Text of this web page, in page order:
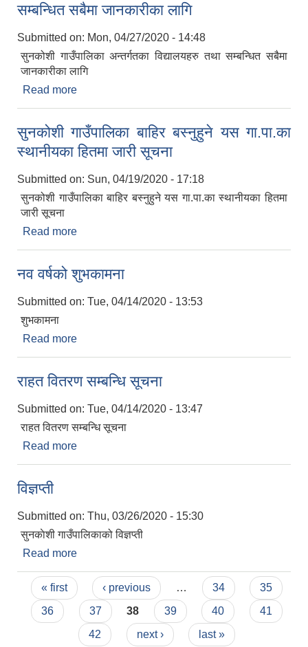
सम्बन्धित सबैमा जानकारीका लागि
Submitted on: Mon, 04/27/2020 - 14:48
सुनकोशी गाउँपालिका अन्तर्गतका विद्यालयहरु तथा सम्बन्धित सबैमा
जानकारीका लागि
Read more
सुनकोशी गाउँपालिका बाहिर बस्नुहुने यस गा.पा.का
स्थानीयका हितमा जारी सूचना
Submitted on: Sun, 04/19/2020 - 17:18
सुनकोशी गाउँपालिका बाहिर बस्नुहुने यस गा.पा.का स्थानीयका हितमा
जारी सूचना
Read more
नव वर्षको शुभकामना
Submitted on: Tue, 04/14/2020 - 13:53
शुभकामना
Read more
राहत वितरण सम्बन्धि सूचना
Submitted on: Tue, 04/14/2020 - 13:47
राहत वितरण सम्बन्धि सूचना
Read more
विज्ञप्ती
Submitted on: Thu, 03/26/2020 - 15:30
सुनकाेशी गाउँपालिकाको विज्ञप्ती
Read more
Pages
« first ‹ previous … 34
35
36
37 38 39 40
41
42
next › last »